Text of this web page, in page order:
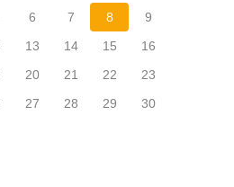
6 7 8
9
13 14 15
16
20 21 22
23
27 28 29
30